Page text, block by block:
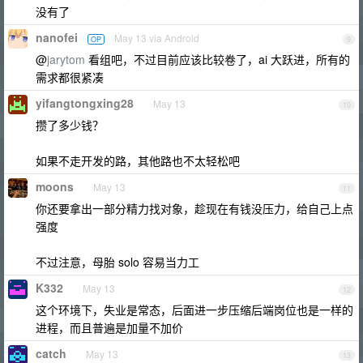
没有了
9
nanofei OP May 13 via Android
@jarytom 看组吧，不过目前应该比较卷了，ai 大跃进，所有的
需求都很紧凑
10
yifangtongxing28 May 13
攒了多少钱？
如果不走开发的路，其他路也不太轻松吧
11
moons May 13
你还要拿出一部分精力找对象，趁现在有钱没压力，给自己上点
强度
不过注意，母胎 solo 容易当力工
12
K332 May 13
这个环境下，失业是常态，后面进一步压缩后端岗位也是一样的
进程，而且普遍是加量不加价
13
catch May 13